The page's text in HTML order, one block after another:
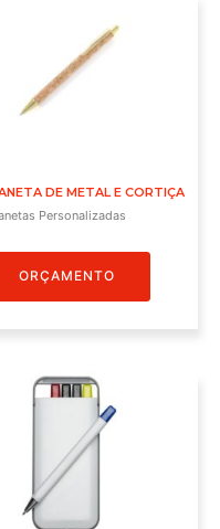
DE METAL E CORTIÇA
Personalizadas
ORÇAMENTO